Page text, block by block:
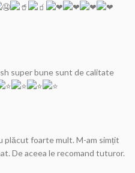
super bune sunt de calitate
plăcut foarte mult. M-am simțit
De aceea le recomand tuturor.